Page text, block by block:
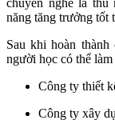
chuyển nghề là thu
năng tăng trưởng tốt
Sau khi hoàn thành
người học có thể
Công ty thiết
Công ty xây